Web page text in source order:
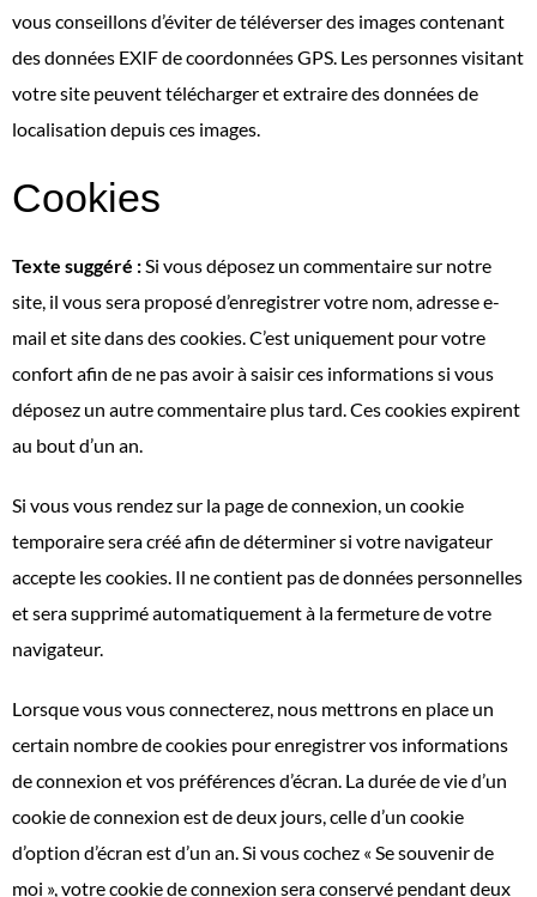
vous conseillons d’éviter de téléverser des images contenant
des données EXIF de coordonnées GPS. Les personnes visitant
votre site peuvent télécharger et extraire des données de
localisation depuis ces images.
Cookies
Texte suggéré :Si vous déposez un commentaire sur notre
site, il vous sera proposé d’enregistrer votre nom, adresse e-
mail et site dans des cookies. C’est uniquement pour votre
confort afin de ne pas avoir à saisir ces informations si vous
déposez un autre commentaire plus tard. Ces cookies expirent
au bout d’un an.
Si vous vous rendez sur la page de connexion, un cookie
temporaire sera créé afin de déterminer si votre navigateur
accepte les cookies. Il ne contient pas de données personnelles
et sera supprimé automatiquement à la fermeture de votre
navigateur.
Lorsque vous vous connecterez, nous mettrons en place un
certain nombre de cookies pour enregistrer vos informations
de connexion et vos préférences d’écran. La durée de vie d’un
cookie de connexion est de deux jours, celle d’un cookie
d’option d’écran est d’un an. Si vous cochez « Se souvenir de
moi », votre cookie de connexion sera conservé pendant deux